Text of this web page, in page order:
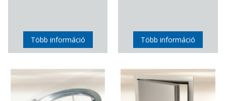
Több információ Több információ